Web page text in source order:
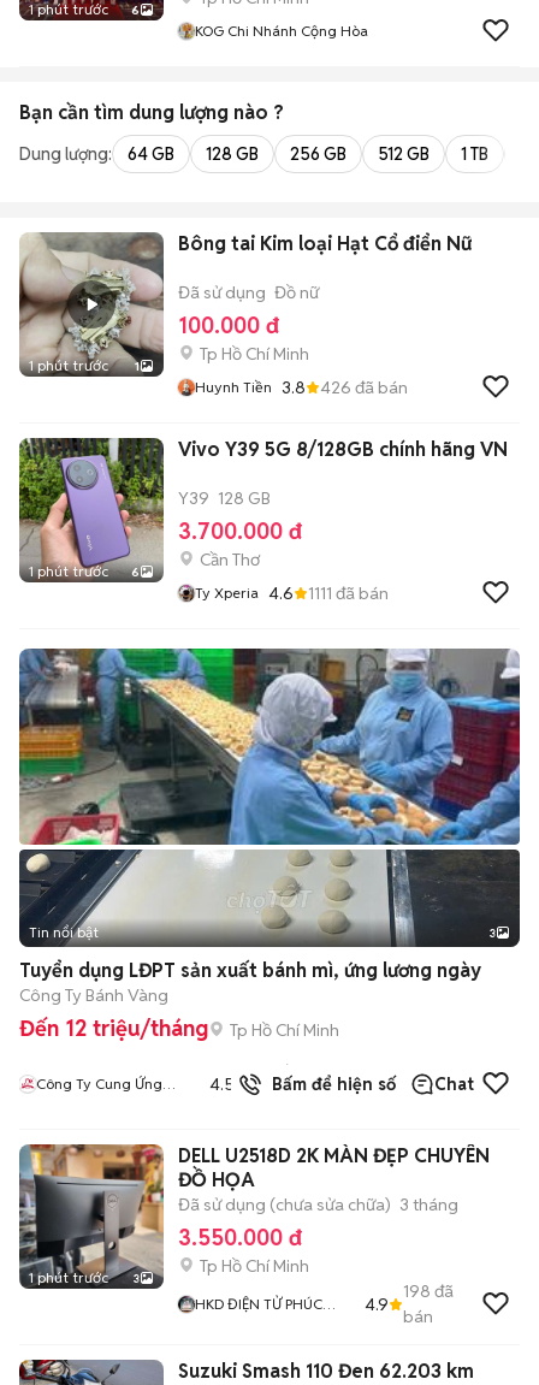
1 phút trước 6
KOG Chi Nhánh Cộng Hòa
Bạn cần tìm dung lượng nào ?
Dung lượng: 64 GB 128 GB 256 GB 512 GB 1 TB
1 phút trước 1
Bông tai Kim loại Hạt Cổ điển Nữ
Đã sử dụng Đồ nữ
100.000 đ
Tp Hồ Chí Minh
Huynh Tiền 3.8 426 đã bán
1 phút trước 6
Vivo Y39 5G 8/128GB chính hãng VN
Y39 128 GB
3.700.000 đ
Cần Thơ
Ty Xperia 4.6 1111 đã bán
Tin nổi bật 3
Tuyển dụng LĐPT sản xuất bánh mì, ứng lương ngày
Công Ty Bánh Vàng
Đến 12 triệu/tháng Tp Hồ Chí Minh
Công Ty Cung Ứng
4.5
137
đã
bán
Bấm để hiện số Chat
1 phút trước 3
DELL U2518D 2K MÀN ĐẸP CHUYÊN
ĐỒ HỌA
Đã sử dụng (chưa sửa chữa) 3 tháng
3.550.000 đ
Tp Hồ Chí Minh
HKD ĐIỆN TỬ PHÚC
4.9
198 đã
bán
Suzuki Smash 110 Đen 62.203 km